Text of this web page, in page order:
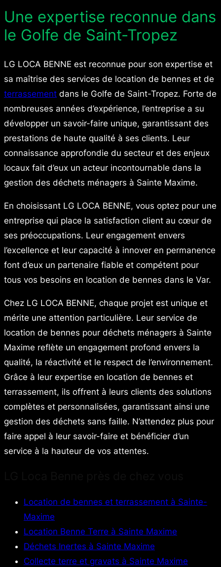
Une expertise reconnue dans
le Golfe de Saint-Tropez
LG LOCA BENNE est reconnue pour son expertise et
sa maîtrise des services de location de bennes et de
terrassement dans le Golfe de Saint-Tropez. Forte de
nombreuses années d’expérience, l’entreprise a su
développer un savoir-faire unique, garantissant des
prestations de haute qualité à ses clients. Leur
connaissance approfondie du secteur et des enjeux
locaux fait d’eux un acteur incontournable dans la
gestion des déchets ménagers à Sainte Maxime.
En choisissant LG LOCA BENNE, vous optez pour une
entreprise qui place la satisfaction client au cœur de
ses préoccupations. Leur engagement envers
l’excellence et leur capacité à innover en permanence
font d’eux un partenaire fiable et compétent pour
tous vos besoins en location de bennes dans le Var.
Chez LG LOCA BENNE, chaque projet est unique et
mérite une attention particulière. Leur service de
location de bennes pour déchets ménagers à Sainte
Maxime reflète un engagement profond envers la
qualité, la réactivité et le respect de l’environnement.
Grâce à leur expertise en location de bennes et
terrassement, ils offrent à leurs clients des solutions
complètes et personnalisées, garantissant ainsi une
gestion des déchets sans faille. N’attendez plus pour
faire appel à leur savoir-faire et bénéficier d’un
service à la hauteur de vos attentes.
Location de bennes et terrassement à Sainte-
Maxime
Location Benne Terre à Sainte Maxime
Déchets Inertes à Sainte Maxime
Collecte terre et gravats à Sainte Maxime